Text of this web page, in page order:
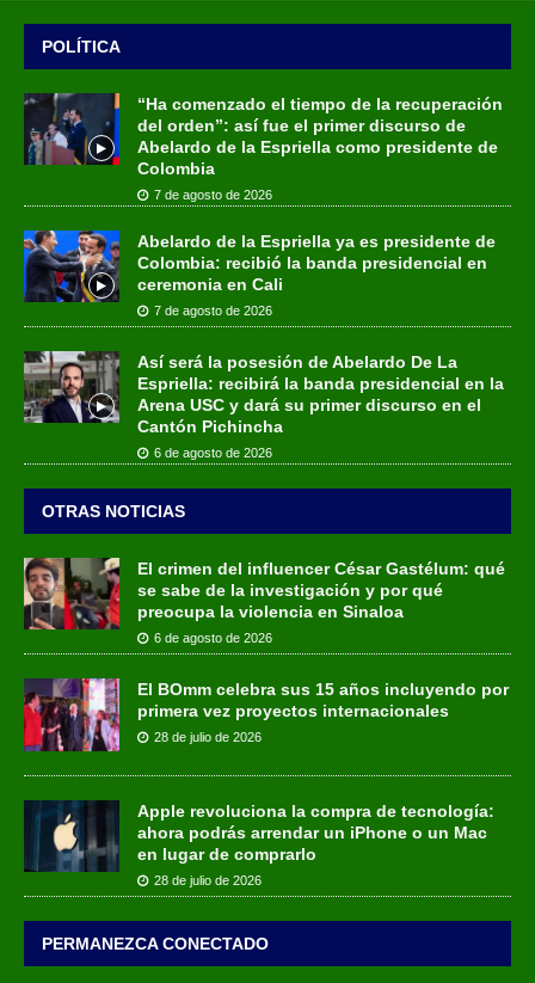
POLÍTICA
“Ha comenzado el tiempo de la recuperación
del orden”: así fue el primer discurso de
Abelardo de la Espriella como presidente de
Colombia
7 de agosto de 2026
Abelardo de la Espriella ya es presidente de
Colombia: recibió la banda presidencial en
ceremonia en Cali
7 de agosto de 2026
Así será la posesión de Abelardo De La
Espriella: recibirá la banda presidencial en la
Arena USC y dará su primer discurso en el
Cantón Pichincha
6 de agosto de 2026
OTRAS NOTICIAS
El crimen del influencer César Gastélum: qué
se sabe de la investigación y por qué
preocupa la violencia en Sinaloa
6 de agosto de 2026
El BOmm celebra sus 15 años incluyendo por
primera vez proyectos internacionales
28 de julio de 2026
Apple revoluciona la compra de tecnología:
ahora podrás arrendar un iPhone o un Mac
en lugar de comprarlo
28 de julio de 2026
PERMANEZCA CONECTADO